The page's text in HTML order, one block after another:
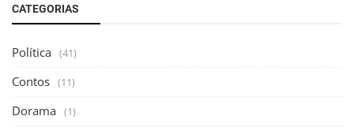
CATEGORIAS
Política (41)
Contos (11)
Dorama (1)